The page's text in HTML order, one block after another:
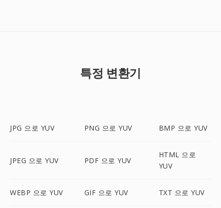
특정 변환기
JPG 으로 YUV PNG 으로 YUV BMP 으로 YUV
JPEG 으로 YUV PDF 으로 YUV
HTML 으로
YUV
WEBP 으로 YUV GIF 으로 YUV TXT 으로 YUV